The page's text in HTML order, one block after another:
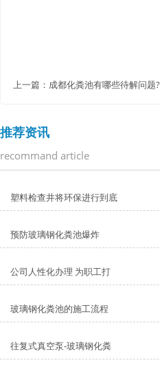
上一篇： 成都化粪池有哪些待解问题?
推荐资讯
recommand article
塑料检查井将环保进行到底
预防玻璃钢化粪池爆炸
公司人性化办理 为职工打
玻璃钢化粪池的施工流程
往复式真空泵-玻璃钢化粪